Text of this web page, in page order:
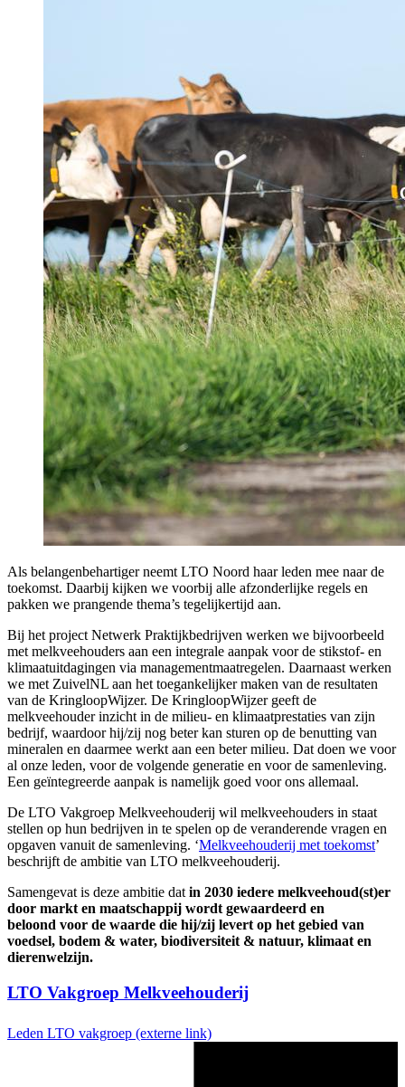
Als belangenbehartiger neemt LTO Noord haar leden mee naar de
toekomst. Daarbij kijken we voorbij alle afzonderlijke regels en
pakken we prangende thema’s tegelijkertijd aan.
Bij het project Netwerk Praktijkbedrijven werken we bijvoorbeeld
met melkveehouders aan een integrale aanpak voor de stikstof- en
klimaatuitdagingen via managementmaatregelen. Daarnaast werken
we met ZuivelNL aan het toegankelijker maken van de resultaten
van de KringloopWijzer. De KringloopWijzer geeft de
melkveehouder inzicht in de milieu- en klimaatprestaties van zijn
bedrijf, waardoor hij/zij nog beter kan sturen op de benutting van
mineralen en daarmee werkt aan een beter milieu. Dat doen we voor
al onze leden, voor de volgende generatie en voor de samenleving.
Een geïntegreerde aanpak is namelijk goed voor ons allemaal.
De LTO Vakgroep Melkveehouderij wil melkveehouders in staat
stellen op hun bedrijven in te spelen op de veranderende vragen en
opgaven vanuit de samenleving. ‘Melkveehouderij met toekomst’
beschrijft de ambitie van LTO melkveehouderij.
Samengevat is deze ambitie dat in 2030 iedere melkveehoud(st)er
door markt en maatschappij wordt gewaardeerd en
beloond voor de waarde die hij/zij levert op het gebied van
voedsel, bodem & water, biodiversiteit & natuur, klimaat en
dierenwelzijn.
LTO Vakgroep Melkveehouderij
Leden LTO vakgroep (externe link)